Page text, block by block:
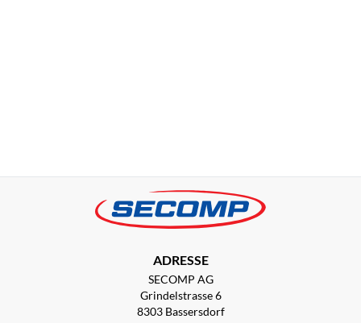
ADRESSE
SECOMP AG
Grindelstrasse 6
8303 Bassersdorf